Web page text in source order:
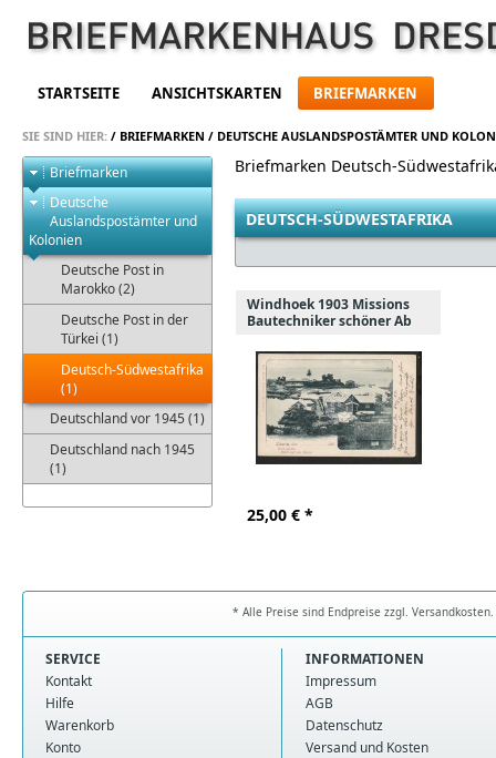
STARTSEITE ANSICHTSKARTEN BRIEFMARKEN
SIE SIND HIER: / BRIEFMARKEN / DEUTSCHE AUSLANDSPOSTÄMTER UND
Briefmarken
Deutsche
Auslandspostämter und
Kolonien
Deutsche Post in
Marokko (2)
Deutsche Post in der
Türkei (1)
Deutsch-Südwestafrika
(1)
Deutschland vor 1945 (1)
Deutschland nach 1945
(1)
Briefmarken Deutsch-
DEUTSCH-SÜDWESTAFRIKA
Windhoek 1903 Missions
Bautechniker schöner Ab
25,00 € *
* Alle Preise sind Endpreise zzgl.
SERVICE
Kontakt
Hilfe
Warenkorb
Konto
INFORMATIONEN
Impressum
AGB
Datenschutz
Versand und Kosten